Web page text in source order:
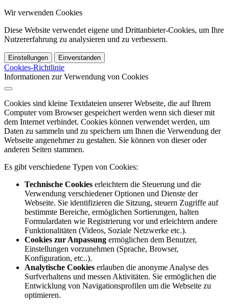
Wir verwenden Cookies
Diese Website verwendet eigene und Drittanbieter-Cookies, um Ihre
Nutzererfahrung zu analysieren und zu verbessern.
Einstellungen Einverstanden
Cookies-Richtlinie
Informationen zur Verwendung von Cookies
Cookies sind kleine Textdateien unserer Webseite, die auf Ihrem
Computer vom Browser gespeichert werden wenn sich dieser mit
dem Internet verbindet. Cookies können verwendet werden, um
Daten zu sammeln und zu speichern um Ihnen die Verwendung der
Webseite angenehmer zu gestalten. Sie können von dieser oder
anderen Seiten stammen.
Es gibt verschiedene Typen von Cookies:
Technische Cookies erleichtern die Steuerung und die
Verwendung verschiedener Optionen und Dienste der
Webseite. Sie identifizieren die Sitzung, steuern Zugriffe auf
bestimmte Bereiche, ermöglichen Sortierungen, halten
Formulardaten wie Registrierung vor und erleichtern andere
Funktionalitäten (Videos, Soziale Netzwerke etc.).
Cookies zur Anpassung ermöglichen dem Benutzer,
Einstellungen vorzunehmen (Sprache, Browser,
Konfiguration, etc..).
Analytische Cookies erlauben die anonyme Analyse des
Surfverhaltens und messen Aktivitäten. Sie ermöglichen die
Entwicklung von Navigationsprofilen um die Webseite zu
optimieren.